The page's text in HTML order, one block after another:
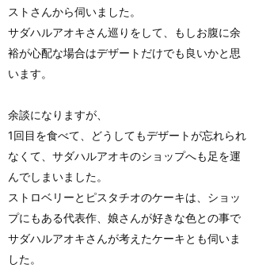
ストさんから伺いました。
サダハルアオキさん巡りをして、もしお腹に余
裕が心配な場合はデザートだけでも良いかと思
います。
余談になりますが、
1回目を食べて、どうしてもデザートが忘れられ
なくて、サダハルアオキのショップへも足を運
んでしまいました。
ストロベリーとピスタチオのケーキは、ショッ
プにもある代表作、娘さんが好きな色との事で
サダハルアオキさんが考えたケーキとも伺いま
した。